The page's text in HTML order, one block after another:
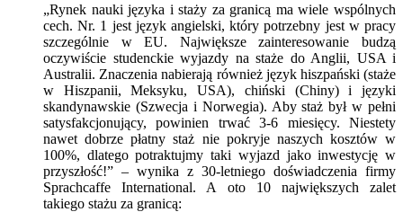
„Rynek nauki języka i staży za granicą ma wiele wspólnych
cech. Nr. 1 jest język angielski, który potrzebny jest w pracy
szczególnie w EU. Największe zainteresowanie budzą
oczywiście studenckie wyjazdy na staże do Anglii, USA i
Australii. Znaczenia nabierają również język hiszpański (staże
w Hiszpanii, Meksyku, USA), chiński (Chiny) i języki
skandynawskie (Szwecja i Norwegia). Aby staż był w pełni
satysfakcjonujący, powinien trwać 3-6 miesięcy. Niestety
nawet dobrze płatny staż nie pokryje naszych kosztów w
100%, dlatego potraktujmy taki wyjazd jako inwestycję w
przyszłość!” – wynika z 30-letniego doświadczenia firmy
Sprachcaffe International. A oto 10 największych zalet
takiego stażu za granicą: